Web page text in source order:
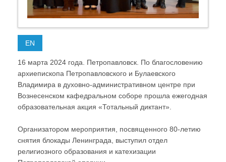
EN
16 марта 2024 года. Петропавловск. По благословению
архиепископа Петропавловского и Булаевского
Владимира в духовно-административном центре при
Вознесенском кафедральном соборе прошла ежегодная
образовательная акция «Тотальный диктант».
Организатором мероприятия, посвященного 80-летию
снятия блокады Ленинграда, выступил отдел
религиозного образования и катехизации